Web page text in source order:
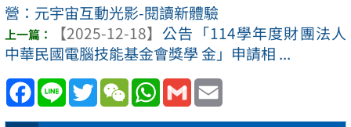
營：元宇宙互動光影-閱讀新體驗
【2025-12-18】 公告「114學年度財團法人
中華民國電腦技能基金會獎學 金」申請相 ...
Facebook
Line TwitterWeChatWhatsApp
Gmail